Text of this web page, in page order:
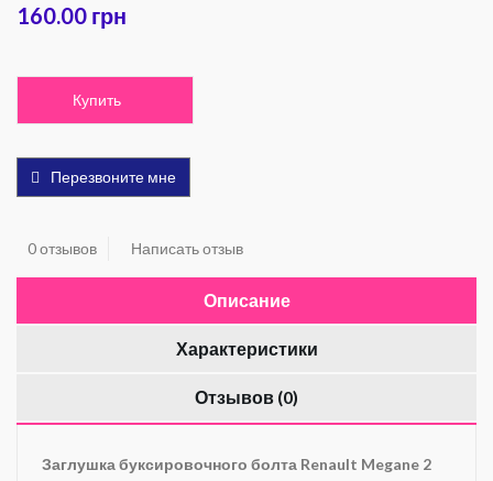
160.00 грн
Купить
Перезвоните мне
0 отзывов Написать отзыв
Описание
Характеристики
Отзывов (0)
Заглушка буксировочного болта Renault Megane 2